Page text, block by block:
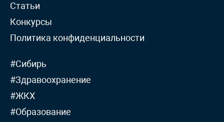
Статьи
Конкурсы
Политика конфиденциальности
#Сибирь
#Здравоохранение
#ЖКХ
#Образование